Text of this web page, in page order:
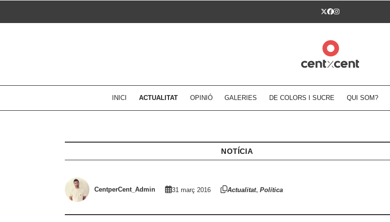
Twitter
Facebook
Instagram
INICI ACTUALITAT OPINIÓ GALERIES DE COLORS I SUCRE QUI SOM?
NOTÍCIA
CentperCent_Admin 31 març 2016 Actualitat, Política